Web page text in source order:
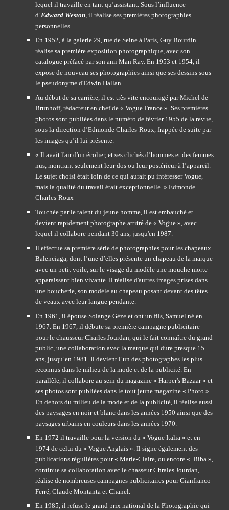
lequel il travaille en tant qu’assistant. Sous l’influence
d’Edward Weston, il réalise ses premières photographies
personnelles.
En 1952, à la galerie 29, rue de Seine à Paris, Guy Bourdin
réalise sa première exposition photographique, avec son
catalogue préfacé par son ami Man Ray. En 1953 et 1954, il
expose de nouveau ses photographies ainsi que ses dessins sous
le pseudonyme d'Edwin Hallan.
Au début de sa carrière, il est très vite encouragé par Michel de
Brunhoff, rédacteur en chef de « Vogue France ». Ses premières
photos sont publiées dans le numéro de février 1955 de la revue,
sous la direction d’Edmonde Charles-Roux, frappée de suite par
les images qu’il lui présente.
« Il avait l'air d'un écolier, et ses clichés d’hommes et des femmes
nus, montrant seulement leur dos ou leur postérieur à l’appareil.
Le sujet choisi était loin de ce qui aurait pu intéresser Vogue,
mais la qualité du travail était exceptionnelle. » Edmonde
Charles-Roux
Touchée par le talent du jeune homme, il est embauché et
devient rapidement photographe attitré de « Vogue », avec
lequel il collabore pendant 30 ans, jusqu'en 1987.
Il effectue sa première série de photographies pour les chapeaux
Balenciaga, dont l’une d’elles présente un chapeau de la marque
avec un petit voile, sur le visage du modèle une mouche morte
apparaissant bien vivante. Il réalise d'autres images prises dans
une boucherie, son modèle au chapeau posant devant des têtes
de veaux avec leur langue pendante.
En 1961, il épouse Solange Gèze et ont un fils, Samuel né en
1967. En 1967, il débute sa première campagne publicitaire
pour le chausseur Charles Jourdan, qui le fait connaître du grand
public, une collaboration avec la marque qui dure presque 15
ans, jusqu’en 1981. Il devient l’un des photographes les plus
reconnus dans le milieu de la mode et de la publicité. En
parallèle, il collabore au sein du magazine « Harper's Bazaar » et
ses photos sont publiées dans le tout jeune magazine « Photo ».
En dehors du milieu de la mode et de la publicité, il réalise aussi
des paysages en noir et blanc dans les années 1950 ainsi que des
paysages urbains en couleurs dans les années 1970.
En 1972 il travaille pour la version du « Vogue Italia » et en
1974 de celui du « Vogue Anglais ». Il signe également des
publications régulières pour « Marie-Claire, ou encore «  Biba »,
continue sa collaboration avec le chasseur Chrales Jourdan,
réalise de nombreuses campagnes publicitaires pour Gianfranco
Ferré, Claude Montanta et Chanel.
En 1985, il refuse le grand prix national de la Photographie qui